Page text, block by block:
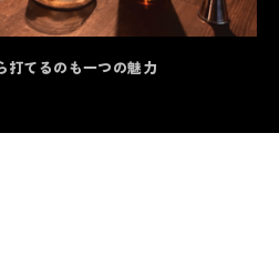
打てるのも一つの魅力